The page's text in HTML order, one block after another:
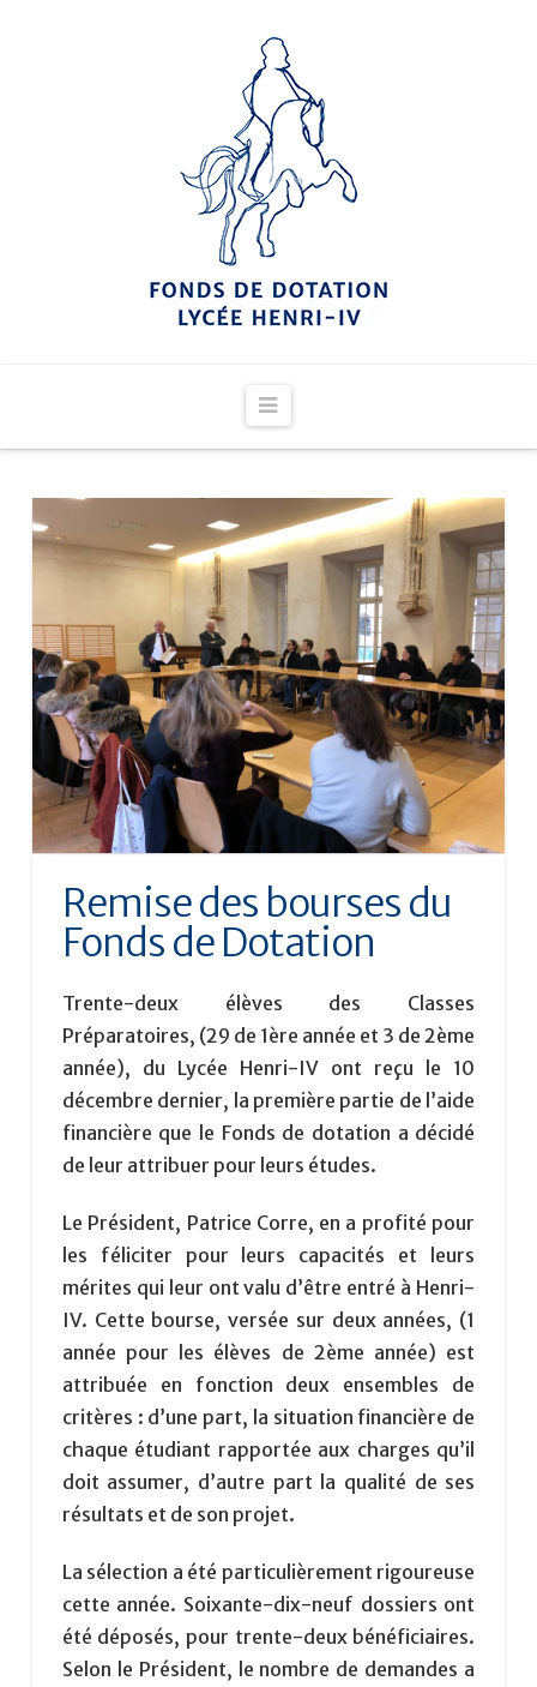
Navigation
Remise des bourses du
Fonds de Dotation
Trente-deux élèves des Classes
Préparatoires, (29 de 1ère année et 3 de 2ème
année), du Lycée Henri-IV ont reçu le 10
décembre dernier, la première partie de l’aide
financière que le Fonds de dotation a décidé
de leur attribuer pour leurs études.
Le Président, Patrice Corre, en a profité pour
les féliciter pour leurs capacités et leurs
mérites qui leur ont valu d’être entré à Henri-
IV. Cette bourse, versée sur deux années, (1
année pour les élèves de 2ème année) est
attribuée en fonction deux ensembles de
critères : d’une part, la situation financière de
chaque étudiant rapportée aux charges qu’il
doit assumer, d’autre part la qualité de ses
résultats et de son projet.
La sélection a été particulièrement rigoureuse
cette année. Soixante-dix-neuf dossiers ont
été déposés, pour trente-deux bénéficiaires.
Selon le Président, le nombre de demandes a